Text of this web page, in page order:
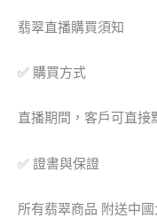
翡翠直播購買須知
✅ 購買方式
直播期間，客戶可直接
✅ 證書與保證
所有翡翠商品 附送中國